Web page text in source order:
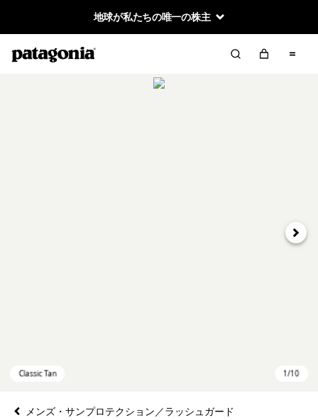
地球が私たちの唯一の株主
次へ
メンズ・サンプロテクション／ラッシュガード